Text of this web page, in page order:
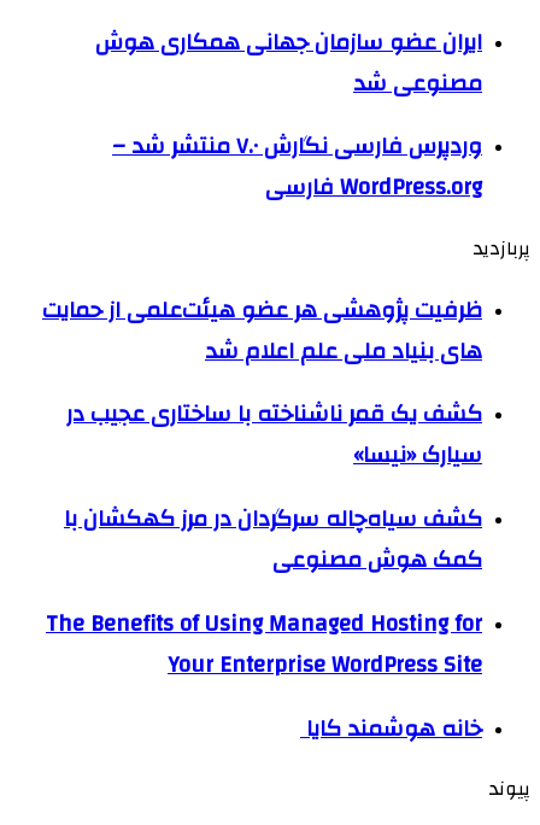
ایران عضو سازمان جهانی همکاری هوش
مصنوعی شد
وردپرس فارسی نگارش ۷.۰ منتشر شد –
WordPress.org فارسی
پربازدید
ظرفیت پژوهشی هر عضو هیئت‌علمی از حمایت
های بنیاد ملی علم اعلام شد
کشف یک قمر ناشناخته با ساختاری عجیب در
سیارک «نیسا»
کشف سیاه‌چاله سرگردان در مرز کهکشان با
کمک هوش مصنوعی
The Benefits of Using Managed Hosting for
Your Enterprise WordPress Site
خانه هوشمند کایا
پیوند